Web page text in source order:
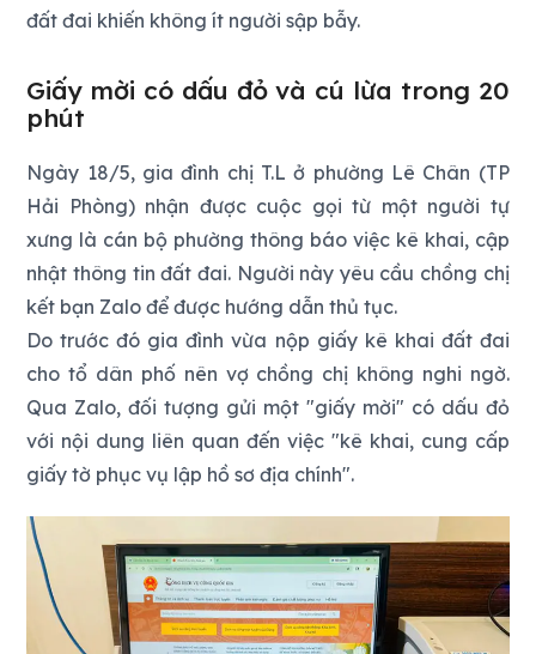
đất đai khiến không ít người sập bẫy.
Giấy mời có dấu đỏ và cú lừa trong 20
phút
Ngày 18/5, gia đình chị T.L ở phường Lê Chân (TP
Hải Phòng) nhận được cuộc gọi từ một người tự
xưng là cán bộ phường thông báo việc kê khai, cập
nhật thông tin đất đai. Người này yêu cầu chồng chị
kết bạn Zalo để được hướng dẫn thủ tục.
Do trước đó gia đình vừa nộp giấy kê khai đất đai
cho tổ dân phố nên vợ chồng chị không nghi ngờ.
Qua Zalo, đối tượng gửi một "giấy mời" có dấu đỏ
với nội dung liên quan đến việc "kê khai, cung cấp
giấy tờ phục vụ lập hồ sơ địa chính".